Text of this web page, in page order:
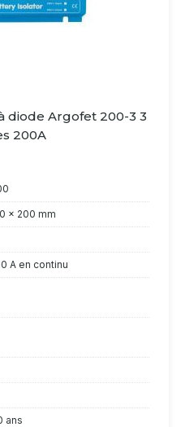
diode Argofet 200-3 3
200A
x 200 mm
A en continu
ans